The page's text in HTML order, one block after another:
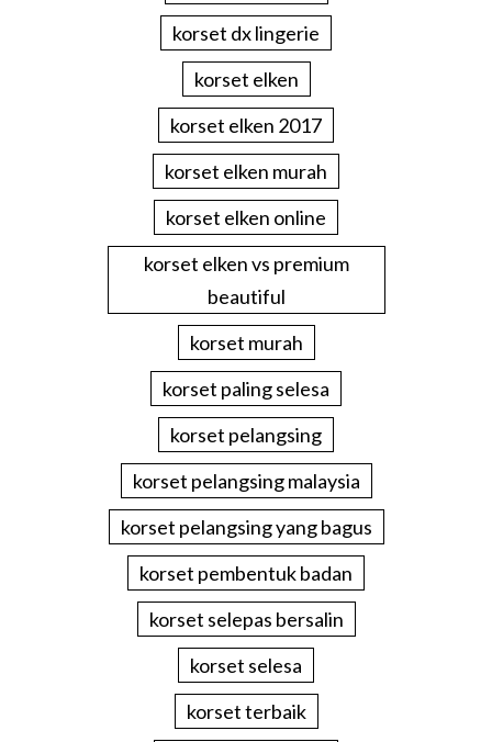
korset dx lingerie
korset elken
korset elken 2017
korset elken murah
korset elken online
korset elken vs premium
beautiful
korset murah
korset paling selesa
korset pelangsing
korset pelangsing malaysia
korset pelangsing yang bagus
korset pembentuk badan
korset selepas bersalin
korset selesa
korset terbaik